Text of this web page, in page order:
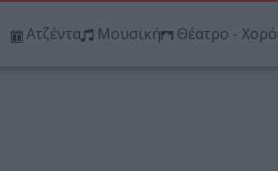
Ατζέντα Μουσική Θέατρο -